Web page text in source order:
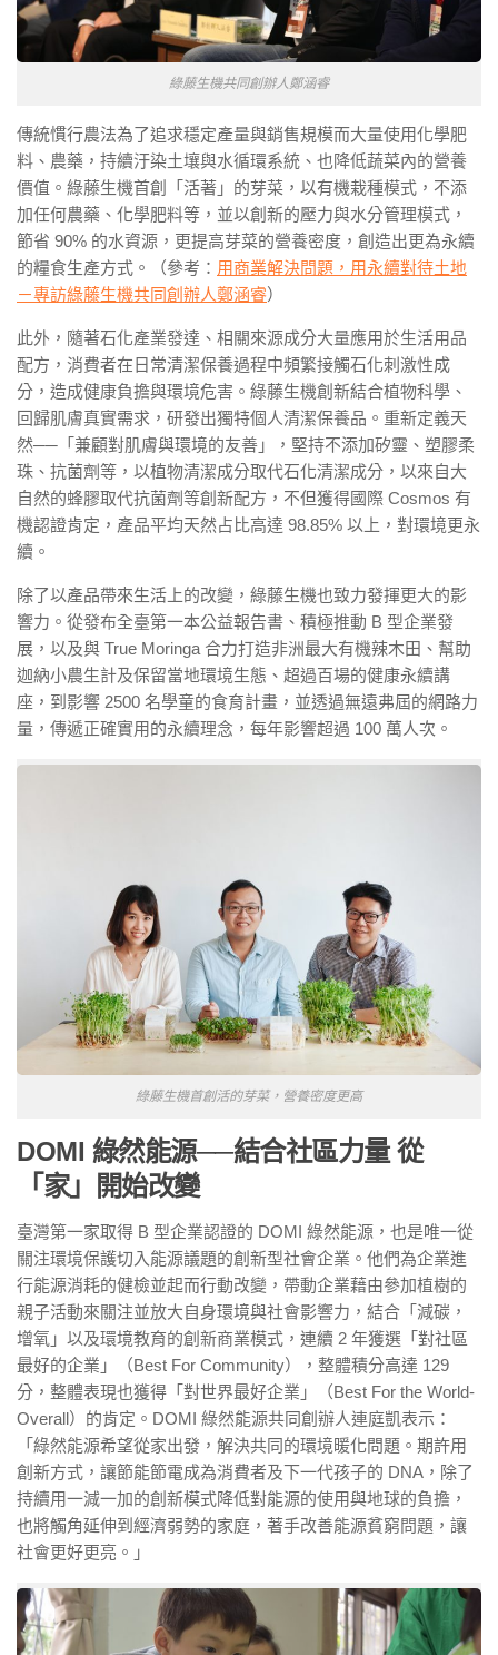
綠藤生機共同創辦人鄭涵睿
傳統慣行農法為了追求穩定產量與銷售規模而大量使用化學肥
料、農藥，持續汙染土壤與水循環系統、也降低蔬菜內的營養
價值。綠藤生機首創「活著」的芽菜，以有機栽種模式，不添
加任何農藥、化學肥料等，並以創新的壓力與水分管理模式，
節省 90% 的水資源，更提高芽菜的營養密度，創造出更為永續
的糧食生產方式。（參考： 用商業解決問題，用永續對待土地
－專訪綠藤生機共同創辦人鄭涵睿）
此外，隨著石化產業發達、相關來源成分大量應用於生活用品
配方，消費者在日常清潔保養過程中頻繁接觸石化刺激性成
分，造成健康負擔與環境危害。綠藤生機創新結合植物科學、
回歸肌膚真實需求，研發出獨特個人清潔保養品。重新定義天
然──「兼顧對肌膚與環境的友善」，堅持不添加矽靈、塑膠柔
珠、抗菌劑等，以植物清潔成分取代石化清潔成分，以來自大
自然的蜂膠取代抗菌劑等創新配方，不但獲得國際 Cosmos 有
機認證肯定，產品平均天然占比高達 98.85% 以上，對環境更永
續。
除了以產品帶來生活上的改變，綠藤生機也致力發揮更大的影
響力。從發布全臺第一本公益報告書、積極推動 B 型企業發
展，以及與 True Moringa 合力打造非洲最大有機辣木田、幫助
迦納小農生計及保留當地環境生態、超過百場的健康永續講
座，到影響 2500 名學童的食育計畫，並透過無遠弗屆的網路力
量，傳遞正確實用的永續理念，每年影響超過 100 萬人次。
綠藤生機首創活的芽菜，營養密度更高
DOMI 綠然能源──結合社區力量 從
「家」開始改變
臺灣第一家取得 B 型企業認證的 DOMI 綠然能源，也是唯一從
關注環境保護切入能源議題的創新型社會企業。他們為企業進
行能源消耗的健檢並起而行動改變，帶動企業藉由參加植樹的
親子活動來關注並放大自身環境與社會影響力，結合「減碳，
增氧」以及環境教育的創新商業模式，連續 2 年獲選「對社區
最好的企業」（Best For Community），整體積分高達 129
分，整體表現也獲得「對世界最好企業」（Best For the World-
Overall）的肯定。DOMI 綠然能源共同創辦人連庭凱表示：
「綠然能源希望從家出發，解決共同的環境暖化問題。期許用
創新方式，讓節能節電成為消費者及下一代孩子的 DNA，除了
持續用一減一加的創新模式降低對能源的使用與地球的負擔，
也將觸角延伸到經濟弱勢的家庭，著手改善能源貧窮問題，讓
社會更好更亮。」